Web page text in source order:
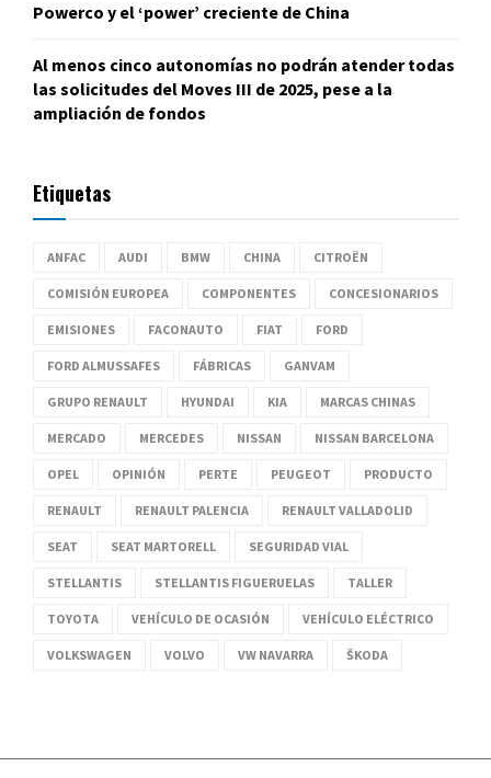
Powerco y el ‘power’ creciente de China
Al menos cinco autonomías no podrán atender todas
las solicitudes del Moves III de 2025, pese a la
ampliación de fondos
Etiquetas
ANFAC AUDI BMW CHINA CITROËN
COMISIÓN EUROPEA COMPONENTES CONCESIONARIOS
EMISIONES FACONAUTO FIAT FORD
FORD ALMUSSAFES FÁBRICAS GANVAM
GRUPO RENAULT HYUNDAI KIA MARCAS CHINAS
MERCADO MERCEDES NISSAN NISSAN BARCELONA
OPEL OPINIÓN PERTE PEUGEOT PRODUCTO
RENAULT RENAULT PALENCIA RENAULT VALLADOLID
SEAT SEAT MARTORELL SEGURIDAD VIAL
STELLANTIS STELLANTIS FIGUERUELAS TALLER
TOYOTA VEHÍCULO DE OCASIÓN VEHÍCULO ELÉCTRICO
VOLKSWAGEN VOLVO VW NAVARRA ŠKODA